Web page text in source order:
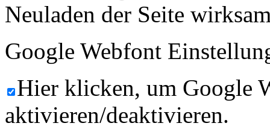
Neuladen der Seite
Google Webfont
Hier klicken, um Google
aktivieren/deaktivieren.